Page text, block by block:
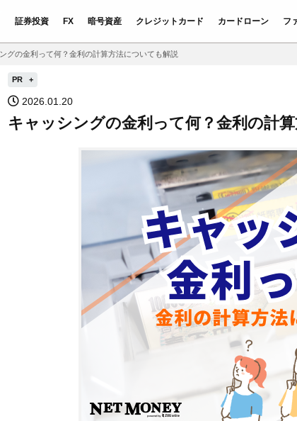
証券投資 FX 暗号資産 クレジットカード カードローン フ
グの金利って何？金利の計算方法についても解説
PR
2026.01.20
キャッシングの金利って何？金利の計